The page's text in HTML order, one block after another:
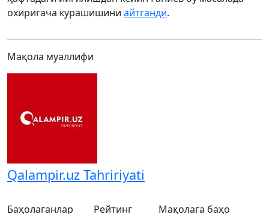
охиригача курашишини айтганди.
Мақола муаллифи
Qalampir.uz Tahririyati
Баҳолаганлар
Рейтинг
Мақолага баҳо